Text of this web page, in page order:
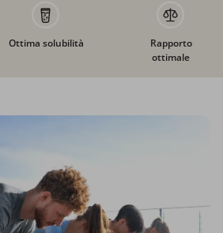
Ottima solubilità
Rapporto
ottimale